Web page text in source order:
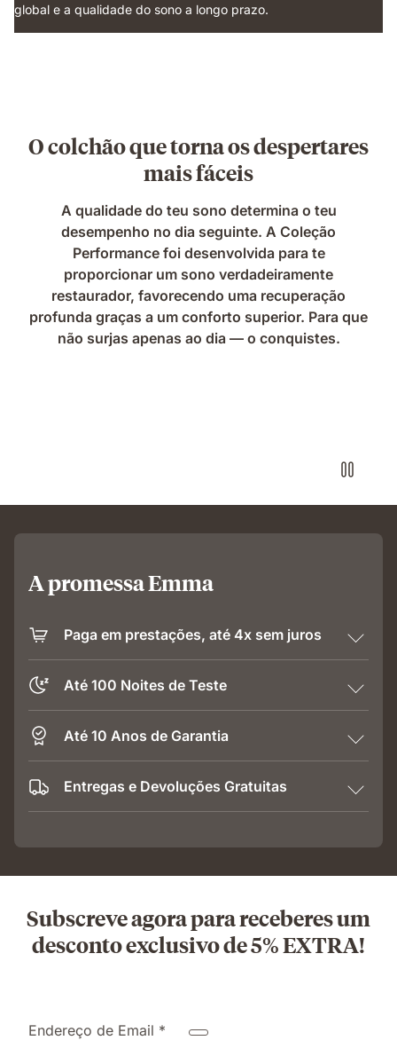
global e a qualidade do sono a longo prazo.
O colchão que torna os despertares
mais fáceis
A qualidade do teu sono determina o teu
desempenho no dia seguinte. A Coleção
Performance foi desenvolvida para te
proporcionar um sono verdadeiramente
restaurador, favorecendo uma recuperação
profunda graças a um conforto superior. Para que
não surjas apenas ao dia — o conquistes.
A promessa Emma
Paga em prestações, até 4x sem juros
Até 100 Noites de Teste
Até 10 Anos de Garantia
Entregas e Devoluções Gratuitas
Subscreve agora para receberes um
desconto exclusivo de 5% EXTRA!
Endereço de Email *